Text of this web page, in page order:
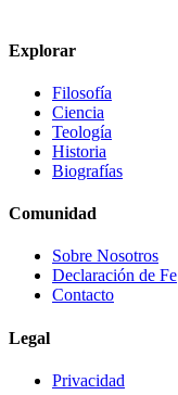
Explorar
Filosofía
Ciencia
Teología
Historia
Biografías
Comunidad
Sobre Nosotros
Declaración de Fe
Contacto
Legal
Privacidad